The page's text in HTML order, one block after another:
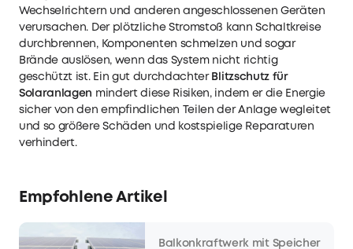
Wechselrichtern und anderen angeschlossenen Geräten
verursachen. Der plötzliche Stromstoß kann Schaltkreise
durchbrennen, Komponenten schmelzen und sogar
Brände auslösen, wenn das System nicht richtig
geschützt ist. Ein gut durchdachter Blitzschutz für
Solaranlagen mindert diese Risiken, indem er die Energie
sicher von den empfindlichen Teilen der Anlage wegleitet
und so größere Schäden und kostspielige Reparaturen
verhindert.
Empfohlene Artikel
Balkonkraftwerk mit Speicher